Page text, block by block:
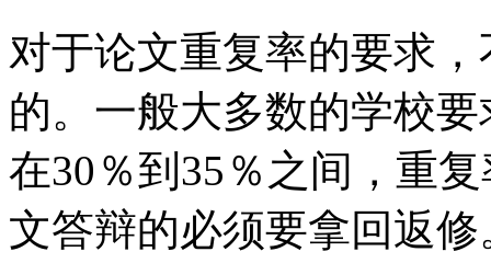
对于论文重复率的要求
的。一般大多数的学校
在30％到35％之间，重
文答辩的必须要拿回返